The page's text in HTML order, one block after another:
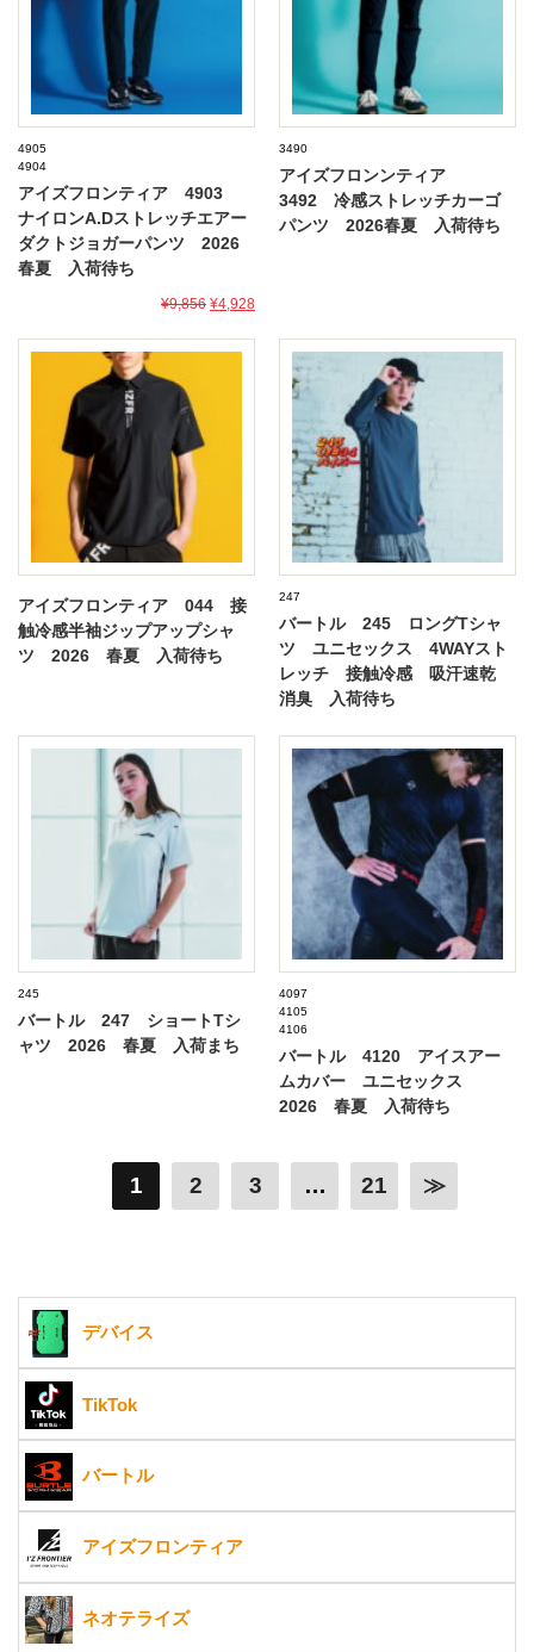
4905
4904
アイズフロンティア 4903
ナイロンA.Dストレッチエアー
ダクトジョガーパンツ 2026
春夏 入荷待ち
¥9,856 ¥4,928
3490
アイズフロンンティア
3492 冷感ストレッチカーゴ
パンツ 2026春夏 入荷待ち
アイズフロンティア 044 接
触冷感半袖ジップアップシャ
ツ 2026 春夏 入荷待ち
247
バートル 245 ロングTシャ
ツ ユニセックス 4WAYスト
レッチ 接触冷感 吸汗速乾
消臭 入荷待ち
245
バートル 247 ショートTシ
ャツ 2026 春夏 入荷まち
4097
4105
4106
バートル 4120 アイスアー
ムカバー ユニセックス
2026 春夏 入荷待ち
1 2 3 … 21 ≫
デバイス
TikTok
バートル
アイズフロンティア
ネオテライズ